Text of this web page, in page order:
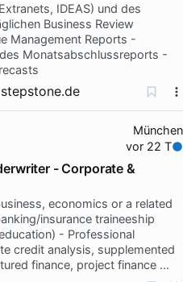
IDEAS) und des
Business Review
Management Reports -
Monatsabschlussreports -
stepstone.de
München
vor 22 T
- Corporate &
economics or a related
insurance traineeship
- Professional
credit analysis, supplemented
finance, project finance …